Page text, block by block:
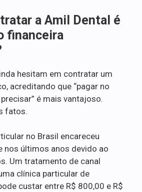
a Amil Dental é
financeira
hesitam em contratar um
acreditando que “pagar no
é mais vantajoso.
fatos.
no Brasil encareceu
nos últimos anos devido ao
Um tratamento de canal
clínica particular de
custar entre R$ 800,00 e R$